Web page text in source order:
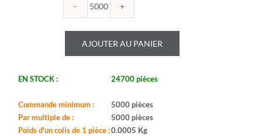
quantité
-
CR25J
CFR0W4
Boitier:
AJOUTER AU PANIER
EN STOCK : 24700 pièces
Commande minimum :
5000 pièces
Par multiple de :
5000 pièces
Poids d'un colis de 1 pièce :0.0005 Kg